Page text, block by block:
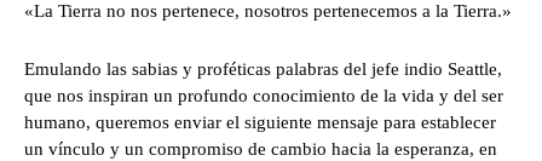
«La Tierra no nos pertenece, nosotros pertenecemos a la Tierra.»
Emulando las sabias y proféticas palabras del jefe indio Seattle,
que nos inspiran un profundo conocimiento de la vida y del ser
humano, queremos enviar el siguiente mensaje para establecer
un vínculo y un compromiso de cambio hacia la esperanza, en